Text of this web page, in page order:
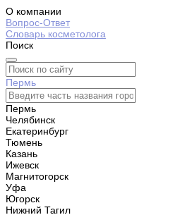
О компании
Вопрос-Ответ
Словарь косметолога
Поиск
Пермь
Пермь
Челябинск
Екатеринбург
Тюмень
Казань
Ижевск
Магнитогорск
Уфа
Югорск
Нижний Тагил